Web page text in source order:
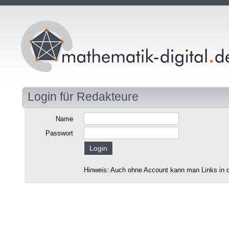
Login für Redakteure
Name
Passwort
Hinweis: Auch ohne Account kann man Links in